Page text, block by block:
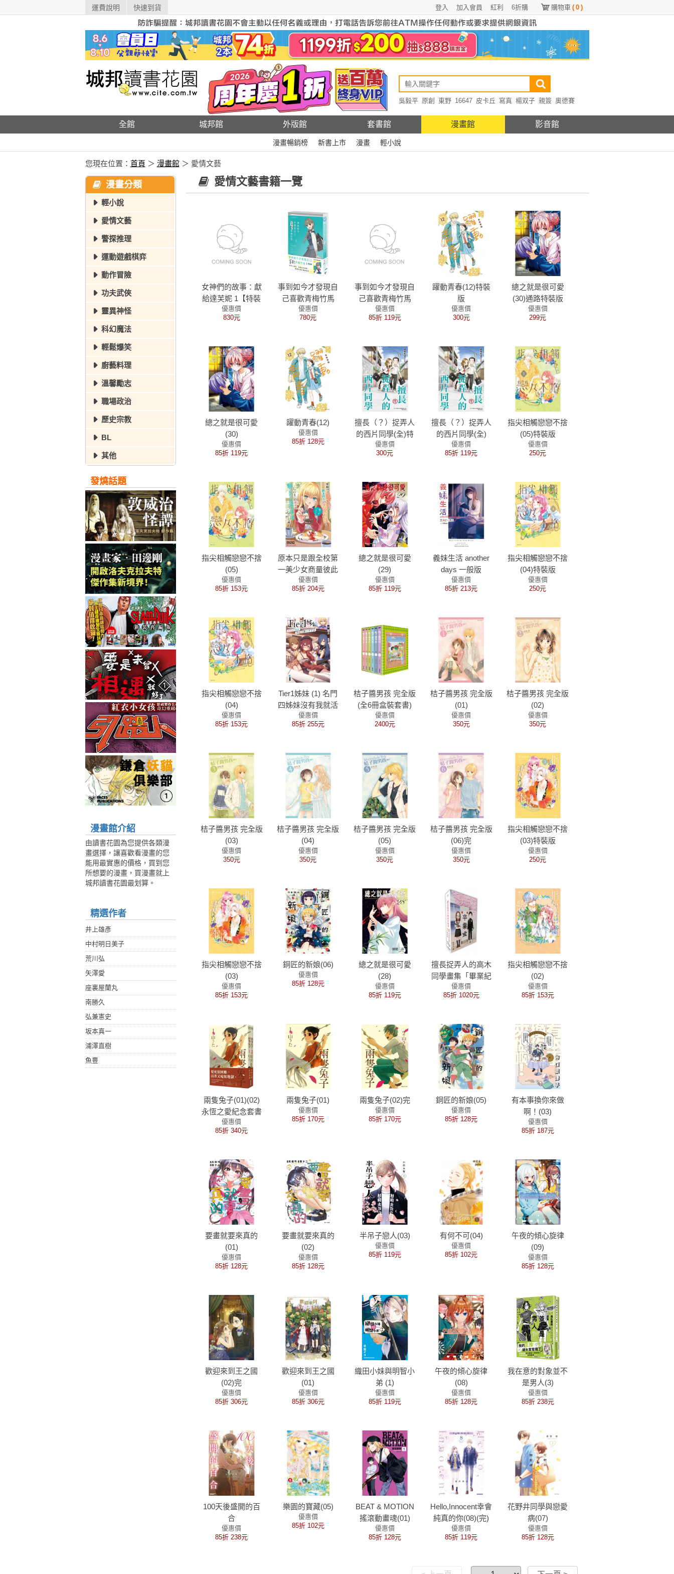
運費說明 快速到貨 購物車 ( 0 )
6折購
紅利
加入會員
登入
吳毅平 原創 東野 16647 皮卡丘 寫真 楊双子 親簽 奧德賽
全館 城邦館 外版館 套書館 漫畫館 影音館
漫畫暢銷榜 新書上市 漫畫 輕小說
您現在位置： 首頁 ＞ 漫畫館＞ 愛情文藝
漫畫分類
輕小說
愛情文藝
警探推理
運動遊戲棋弈
動作冒險
功夫武俠
靈異神怪
科幻魔法
輕鬆爆笑
廚藝料理
溫馨勵志
職場政治
歷史宗教
BL
其他
發燒話題
漫畫館介紹
由讀書花園為您提供各類漫
畫選擇，讓喜歡看漫畫的您
能用最實惠的價格，買到您
所想要的漫畫，買漫畫就上
城邦讀書花園最划算。
精選作者
井上雄彥
中村明日美子
荒川弘
矢澤愛
座裏屋蘭丸
南勝久
弘兼憲史
坂本真一
浦澤直樹
魚豊
愛情文藝書籍一覽
女神們的故事：獻
給達芙妮 1【特裝
版】
優惠價
830元
事到如今才發現自
己喜歡青梅竹馬
(1) 特裝版
優惠價
780元
事到如今才發現自
己喜歡青梅竹馬
(1)
優惠價
85折 119元
躍動青春(12)特裝
版
優惠價
300元
總之就是很可愛
(30)通路特裝版
優惠價
299元
總之就是很可愛
(30)
優惠價
85折 119元
躍動青春(12)
優惠價
85折 128元
擅長（？）捉弄人
的西片同學(全)特
裝版
優惠價
300元
擅長（？）捉弄人
的西片同學(全)
優惠價
85折 119元
指尖相觸戀戀不捨
(05)特裝版
優惠價
250元
指尖相觸戀戀不捨
(05)
優惠價
85折 153元
原本只是跟全校第
一美少女商量彼此
摯友的戀愛煩惱，
不知不覺間她竟成
(1)
優惠價
85折 204元
總之就是很可愛
(29)
優惠價
85折 119元
義妹生活 another
days 一般版
優惠價
85折 213元
指尖相觸戀戀不捨
(04)特裝版
優惠價
250元
指尖相觸戀戀不捨
(04)
優惠價
85折 153元
Tier1姊妹 (1) 名門
四姊妹沒有我就活
不下去
優惠價
85折 255元
桔子醬男孩 完全版
(全6冊盒裝套書)
優惠價
2400元
桔子醬男孩 完全版
(01)
優惠價
350元
桔子醬男孩 完全版
(02)
優惠價
350元
桔子醬男孩 完全版
(03)
優惠價
350元
桔子醬男孩 完全版
(04)
優惠價
350元
桔子醬男孩 完全版
(05)
優惠價
350元
桔子醬男孩 完全版
(06)完
優惠價
350元
指尖相觸戀戀不捨
(03)特裝版
優惠價
250元
指尖相觸戀戀不捨
(03)
優惠價
85折 153元
銅匠的新娘(06)
優惠價
85折 128元
總之就是很可愛
(28)
優惠價
85折 119元
擅長捉弄人的高木
同學畫集「畢業紀
念冊」山本崇一朗
彩色作品集
優惠價
85折 1020元
指尖相觸戀戀不捨
(02)
優惠價
85折 153元
兩隻兔子(01)(02)
永恆之愛紀念套書
優惠價
85折 340元
兩隻兔子(01)
優惠價
85折 170元
兩隻兔子(02)完
優惠價
85折 170元
銅匠的新娘(05)
優惠價
85折 128元
有本事換你來做
啊！(03)
優惠價
85折 187元
要畫就要來真的
(01)
優惠價
85折 128元
要畫就要來真的
(02)
優惠價
85折 128元
半吊子戀人(03)
優惠價
85折 119元
有何不可(04)
優惠價
85折 102元
午夜的傾心旋律
(09)
優惠價
85折 128元
歡迎來到王之國
(02)完
優惠價
85折 306元
歡迎來到王之國
(01)
優惠價
85折 306元
織田小妹與明智小
弟 (1)
優惠價
85折 119元
午夜的傾心旋律
(08)
優惠價
85折 128元
我在意的對象並不
是男人(3)
優惠價
85折 238元
100天後盛開的百
合
優惠價
85折 238元
樂園的寶藏(05)
優惠價
85折 102元
BEAT & MOTION
搖滾動畫魂(01)
優惠價
85折 128元
Hello,Innocent幸會
純真的你(08)(完)
優惠價
85折 119元
花野井同學與戀愛
病(07)
優惠價
85折 128元